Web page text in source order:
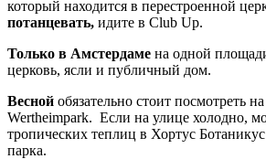
который находится в перестроенной
потанцевать, идите в Club Up.
Только в Амстердаме на одной
церковь, ясли и публичный дом.
Весной обязательно стоит посмотреть
Wertheimpark. Если на улице холодно,
тропических теплиц в Хортус Ботаникус
парка.